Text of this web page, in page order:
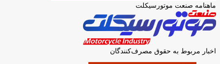
ماهنامه صنعت موتورسیکلت
اخبار مربوط به حقوق مصرف‌کنندگان